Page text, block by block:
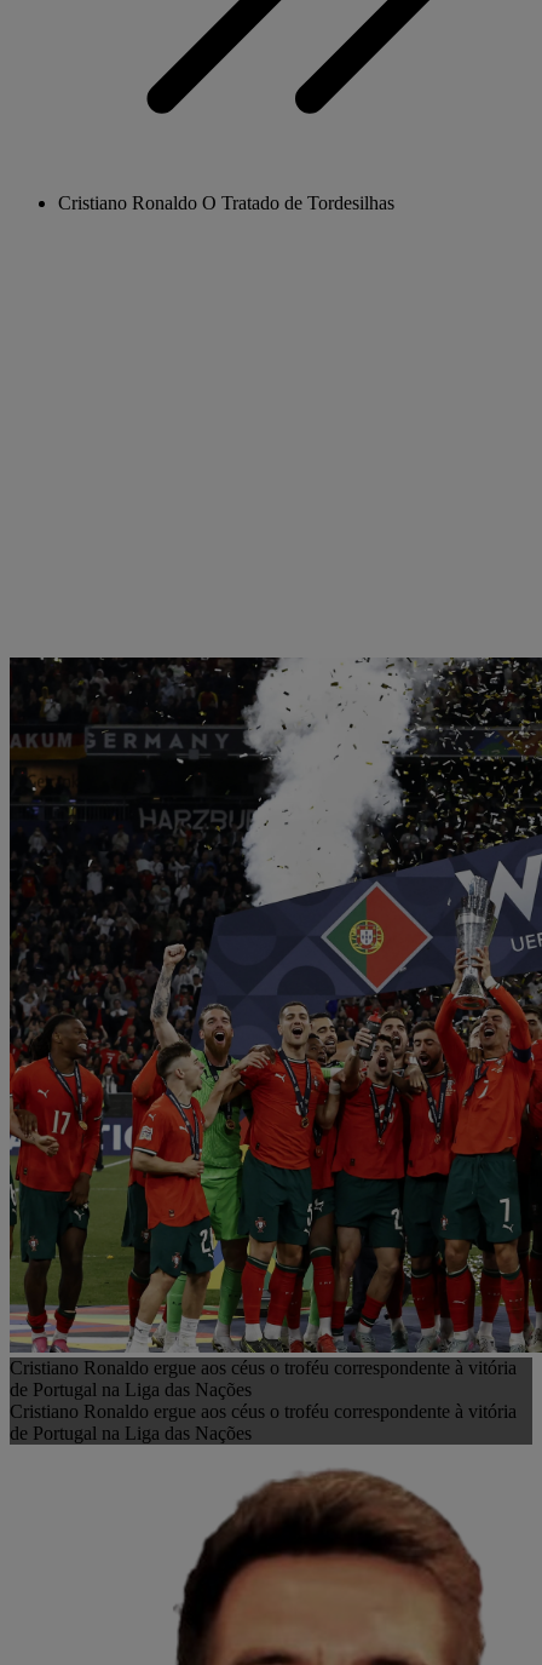
Cristiano Ronaldo O Tratado de Tordesilhas
Cristiano Ronaldo ergue aos céus o troféu correspondente à vitória
de Portugal na Liga das Nações
Cristiano Ronaldo ergue aos céus o troféu correspondente à vitória
de Portugal na Liga das Nações